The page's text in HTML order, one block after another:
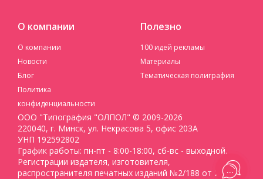
О компании
О компании
Новости
Блог
Политика
конфиденциальности
Полезно
100 идей рекламы
Материалы
Тематическая полиграфия
ООО "Типография "ОЛПОЛ" © 2009-2026
220040, г. Минск, ул. Некрасова 5, офис 203А
УНП 192592802
График работы: пн-пт - 8:00-18:00, сб-вс - выходной.
Регистрации издателя, изготовителя,
распространителя печатных изданий №2/188 от 22